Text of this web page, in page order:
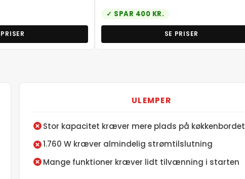
SPAR 400 KR.
SE PRISER
ULEMPER
Stor kapacitet kræver mere plads på køkkenbordet
1.760 W kræver almindelig strømtilslutning
Mange funktioner kræver lidt tilvænning i starten